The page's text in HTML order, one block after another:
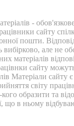
-
сайту
пошти.
але не
матеріалів
сайту
Матеріали сайту
світу
кого образити та
що в ньому